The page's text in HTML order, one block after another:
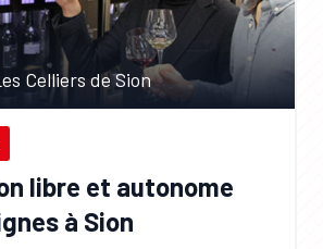
Celliers de Sion
libre et autonome
à Sion